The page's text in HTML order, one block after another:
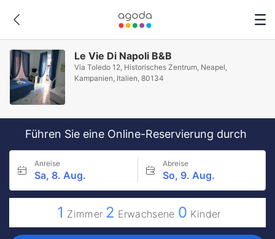
Le Vie Di Napoli B&B
Via Toledo 12, Historisches Zentrum, Neapel,
Kampanien, Italien, 80134
Führen Sie eine Online-Reservierung durch
Anreise
Sa, 8. Aug.
Abreise
So, 9. Aug.
1 Zimmer 2 Erwachsene 0 Kinder